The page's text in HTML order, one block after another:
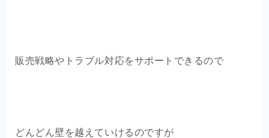
販売戦略やトラブル対応をサポートできるので
どんどん壁を越えていけるのですが